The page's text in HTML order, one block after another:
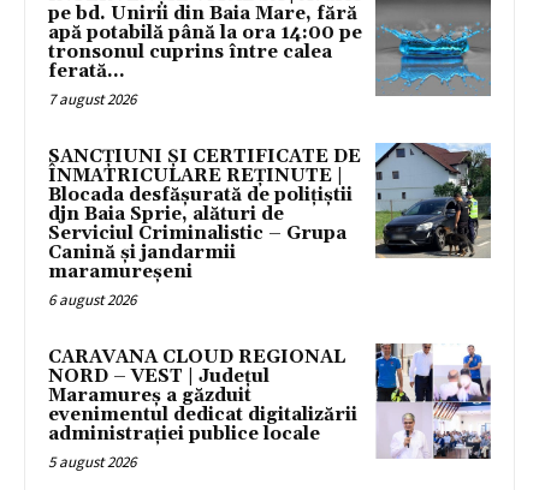
pe bd. Unirii din Baia Mare, fără
apă potabilă până la ora 14:00 pe
tronsonul cuprins între calea
ferată...
7 august 2026
SANCȚIUNI ȘI CERTIFICATE DE
ÎNMATRICULARE REȚINUTE |
Blocada desfășurată de polițiștii
djn Baia Sprie, alături de
Serviciul Criminalistic – Grupa
Canină și jandarmii
maramureșeni
6 august 2026
CARAVANA CLOUD REGIONAL
NORD – VEST | Județul
Maramureș a găzduit
evenimentul dedicat digitalizării
administrației publice locale
5 august 2026